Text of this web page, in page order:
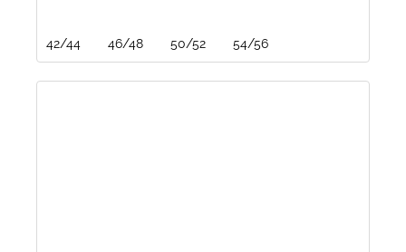
42/44 46/48 50/52 54/56